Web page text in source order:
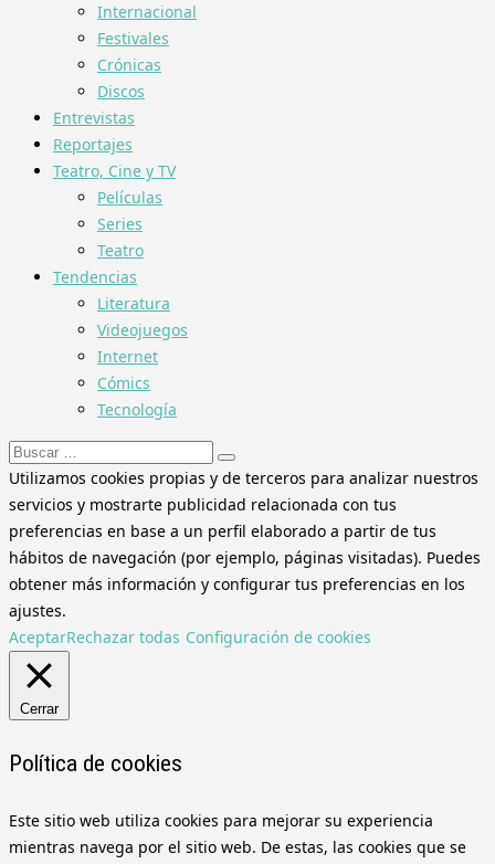
Internacional
Festivales
Crónicas
Discos
Entrevistas
Reportajes
Teatro, Cine y TV
Películas
Series
Teatro
Tendencias
Literatura
Videojuegos
Internet
Cómics
Tecnología
Buscar:
Utilizamos cookies propias y de terceros para analizar nuestros
servicios y mostrarte publicidad relacionada con tus
preferencias en base a un perfil elaborado a partir de tus
hábitos de navegación (por ejemplo, páginas visitadas). Puedes
obtener más información y configurar tus preferencias en los
ajustes.
AceptarRechazar todas Configuración de cookies
Cerrar
Política de cookies
Este sitio web utiliza cookies para mejorar su experiencia
mientras navega por el sitio web. De estas, las cookies que se